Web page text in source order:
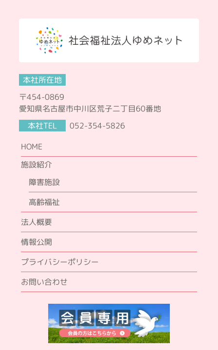
本社所在地
〒454-0869
愛知県名古屋市中川区荒子二丁目60番地
本社TEL
052-354-5826
HOME
施設紹介
障害施設
高齢福祉
法人概要
情報公開
プライバシーポリシー
お問い合わせ